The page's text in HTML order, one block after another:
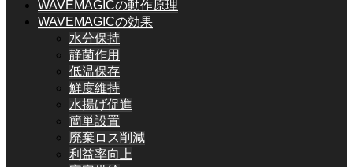
WAVEMAGICの動作原理
WAVEMAGICの効果
水分保持
静菌作用
低温保存
鮮度維持
水揚げ促進
簡単設置
廃棄ロス削減
利益率向上